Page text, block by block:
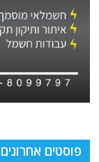
פוסטים אחרונים